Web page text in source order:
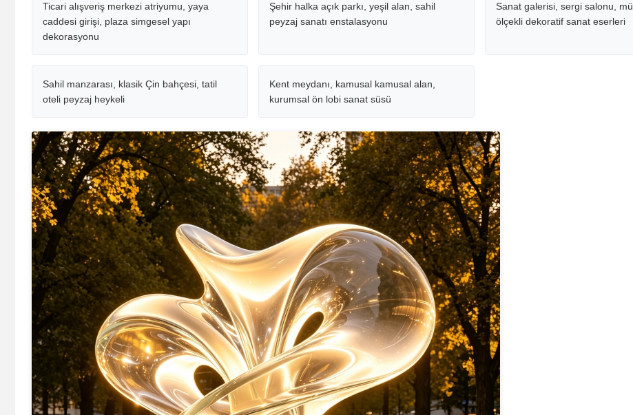
Ticari alışveriş merkezi atriyumu, yaya
caddesi girişi, plaza simgesel yapı
dekorasyonu
Şehir halka açık parkı, yeşil alan, sahil
peyzaj sanatı enstalasyonu
Sanat galerisi, sergi salonu,
ölçekli dekoratif sanat eserleri
Sahil manzarası, klasik Çin bahçesi, tatil
oteli peyzaj heykeli
Kent meydanı, kamusal kamusal alan,
kurumsal ön lobi sanat süsü